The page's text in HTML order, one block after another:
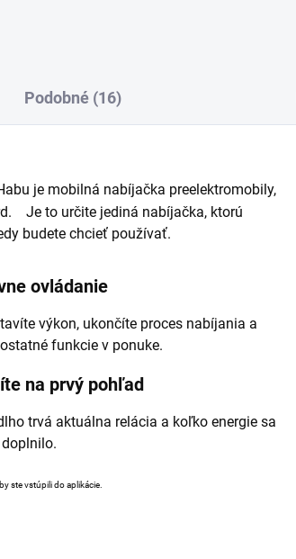
Podobné (16)
je mobilná nabíjačka preelektromobily,
Je to určite jediná nabíjačka, ktorú
budete chcieť používať.
ovládanie
výkon, ukončíte proces nabíjania a
funkcie v ponuke.
na prvý pohľad
trvá aktuálna relácia a koľko energie sa
doplnilo.
ste vstúpili do aplikácie.